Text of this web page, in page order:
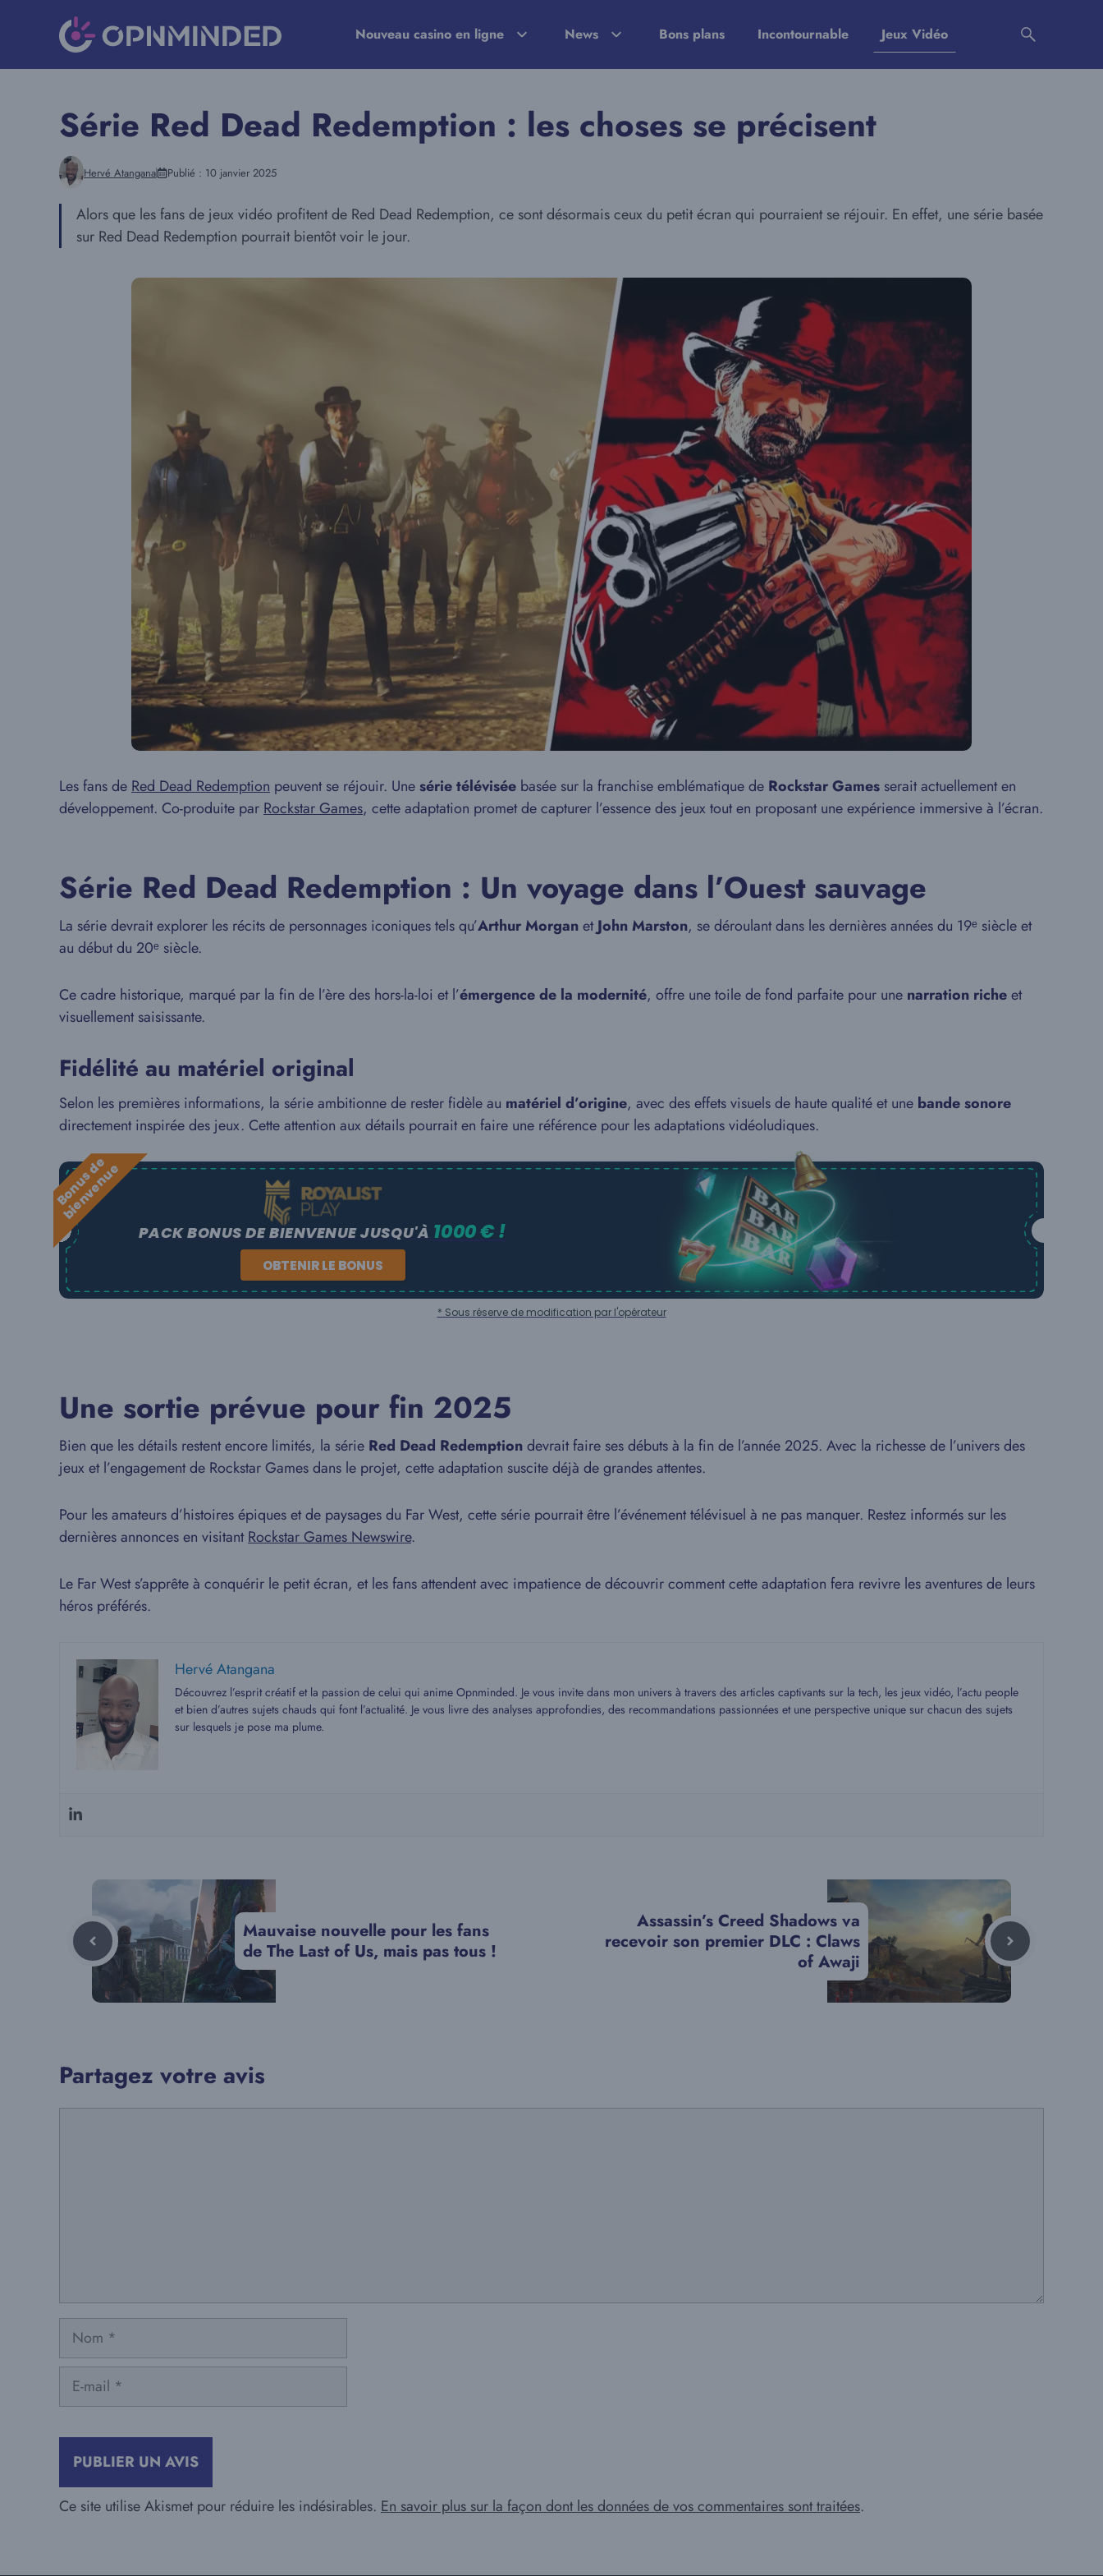
Nouveau casino en ligne News Bons plans Incontournable Jeux Vidéo
Série Red Dead Redemption : les choses se précisent
Hervé Atangana Publié : 10 janvier 2025
Alors que les fans de jeux vidéo profitent de Red Dead Redemption, ce sont désormais ceux du petit écran qui pourraient se réjouir. En effet, une série basée
sur Red Dead Redemption pourrait bientôt voir le jour.
Les fans deRed Dead Redemption peuvent se réjouir. Unesérie télévisée basée sur la franchise emblématique de Rockstar Games serait actuellement en
développement. Co-produite parRockstar Games, cette adaptation promet de capturer l’essence des jeux tout en proposant une expérience immersive à l’écran.
Série Red Dead Redemption : Un voyage dans l’Ouest sauvage
La série devrait explorer les récits de personnages iconiques tels qu’Arthur MorganetJohn Marston, se déroulant dans les dernières années du 19ᵉ siècle et
au début du 20ᵉ siècle.
Ce cadre historique, marqué par la fin de l’ère des hors-la-loi et l’émergence de la modernité, offre une toile de fond parfaite pour une narration richeet
visuellement saisissante.
Fidélité au matériel original
Selon les premières informations, la série ambitionne de rester fidèle au matériel d’origine, avec des effets visuels de haute qualité et une bande sonore
directement inspirée des jeux. Cette attention aux détails pourrait en faire une référence pour les adaptations vidéoludiques.
B
o
n
u
s
d
e
b
i
e
n
v
e
n
u
e
PACK BONUS DE BIENVENUE JUSQU'À 1000 € !
OBTENIR LE BONUS
* Sous réserve de modification par l'opérateur
Une sortie prévue pour fin 2025
Bien que les détails restent encore limités, la série Red Dead Redemptiondevrait faire ses débuts à la fin de l’année 2025. Avec la richesse de l’univers des
jeux et l’engagement de Rockstar Games dans le projet, cette adaptation suscite déjà de grandes attentes.
Pour les amateurs d’histoires épiques et de paysages du Far West, cette série pourrait être l’événement télévisuel à ne pas manquer. Restez informés sur les
dernières annonces en visitantRockstar Games Newswire.
Le Far West s’apprête à conquérir le petit écran, et les fans attendent avec impatience de découvrir comment cette adaptation fera revivre les aventures de leurs
héros préférés.
Hervé Atangana
Découvrez l’esprit créatif et la passion de celui qui anime Opnminded. Je vous invite dans mon univers à travers des articles captivants sur la tech, les jeux vidéo, l’actu people
et bien d’autres sujets chauds qui font l’actualité. Je vous livre des analyses approfondies, des recommandations passionnées et une perspective unique sur chacun des sujets
sur lesquels je pose ma plume.
Mauvaise nouvelle pour les fans
de The Last of Us, mais pas tous !
Assassin’s Creed Shadows va
recevoir son premier DLC : Claws
of Awaji
Partagez votre avis
Nom
mail
Ce site utilise Akismet pour réduire les indésirables. En savoir plus sur la façon dont les données de vos commentaires sont traitées.